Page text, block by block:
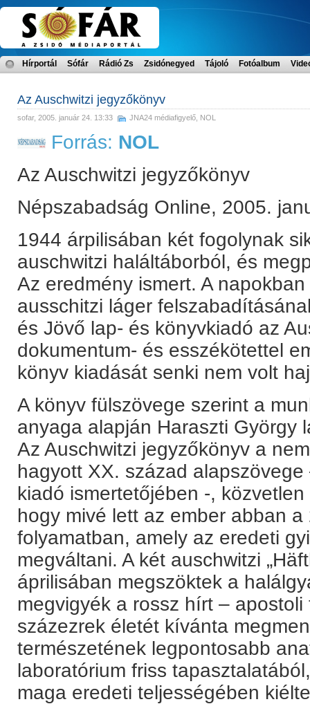
Hírportál Sófár Rádió Zs Zsidónegyed Tájoló Fotóalbum
Az Auschwitzi jegyzőkönyv
sofar, 2005. január 24. 13:33 JNA24 médiafigyelő NOL
Forrás: NOL
Az Auschwitzi jegyzőkönyv
Népszabadság Online, 2005.
1944 árpilisában két fogolynak
auschwitzi haláltáborból, és
Az eredmény ismert. A
ausschitzi láger
és Jövő lap- és könyvkiadó az
dokumentum- és esszékötettel
könyv kiadását senki nem volt
A könyv fülszövege szerint a
anyaga alapján Haraszti György
Az Auschwitzi jegyzőkönyv a
hagyott XX. század
kiadó ismertetőjében -,
hogy mivé lett az ember abban
folyamatban, amely az eredeti
megváltani. A két auschwitzi
áprilisában megszöktek a
megvigyék a rossz hírt –
százezrek életét kívánta
természetének legpontosabb
laboratórium friss
maga eredeti teljességében